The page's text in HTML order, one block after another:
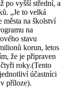
po vyšší střední, a
„Je to velká
města na školství
na
stavu
korun, letos
že je připraven
roky.(Tento
účastníci
příloze).